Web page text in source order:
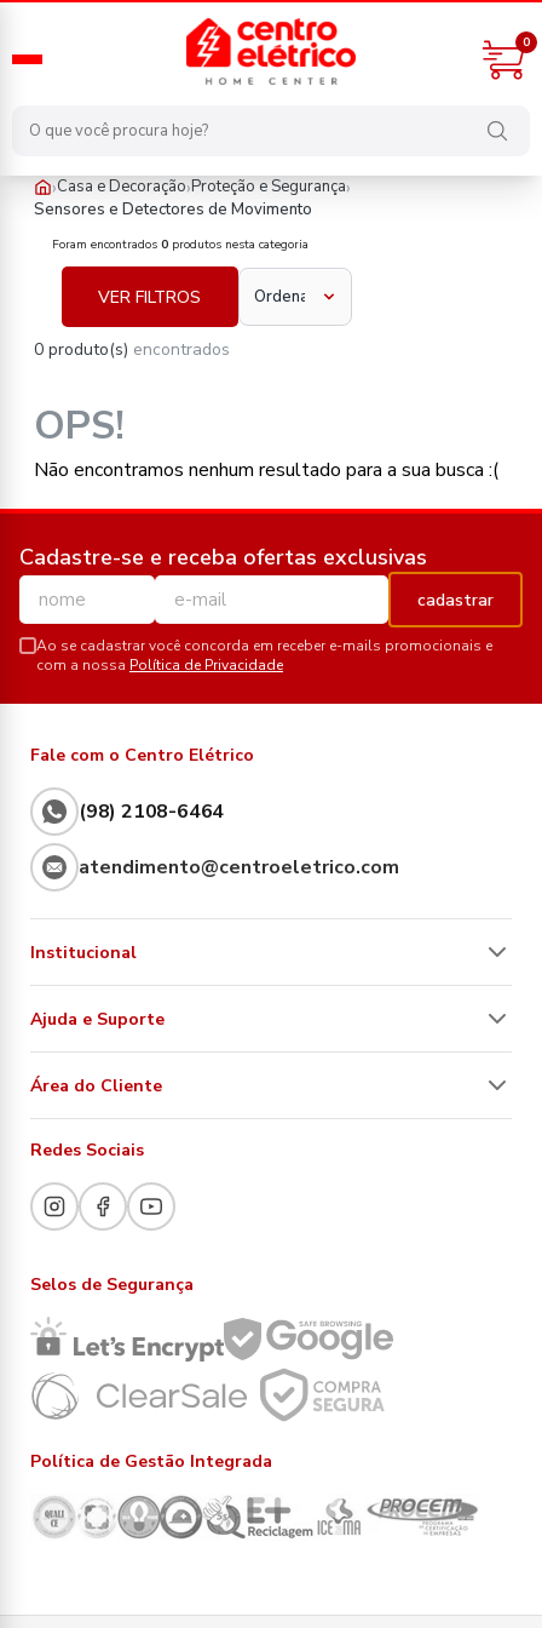
0
›Casa e Decoração›Proteção e Segurança›
Sensores e Detectores de Movimento
casa-e-decoracao/protecao-e-seguranca/sensores-e-
Foram encontrados 0 produtos nesta categoria
VER FILTROS
0 produto(s) encontrados
OPS!
Não encontramos nenhum resultado para a sua busca :(
Cadastre-se e receba ofertas exclusivas
cadastrar
Ao se cadastrar você concorda em receber e-mails promocionais e
com a nossa Política de Privacidade
Fale com o Centro Elétrico
(98) 2108-6464
atendimento@centroeletrico.com
Institucional
Ajuda e Suporte
Área do Cliente
Redes Sociais
Selos de Segurança
Política de Gestão Integrada